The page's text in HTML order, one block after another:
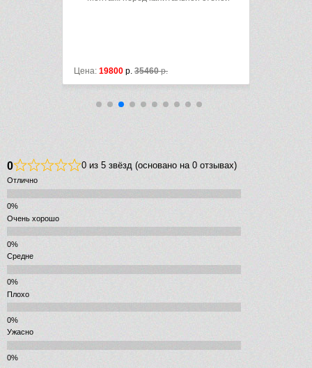
Цена: 19800 р. 35460р.
0 0 из 5 звёзд (основано на 0 отзывах)
Отлично
Очень хорошо
Средне
Плохо
Ужасно